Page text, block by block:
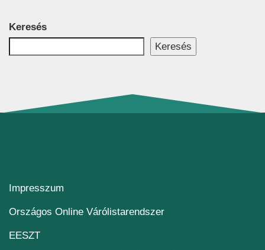
Keresés
Keresés
Impresszum
Országos Online Várólistarendszer(új ablakban nyílik
EESZT(új ablakban nyílik meg)